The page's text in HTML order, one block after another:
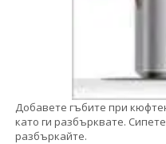
Добавете гъбите при
като ги разбърквате.
разбъркайте.